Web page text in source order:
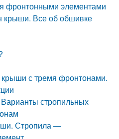
фронтонными элементами
крыши. Все об обшивке
с тремя фронтонами.
стропильных
Стропила —